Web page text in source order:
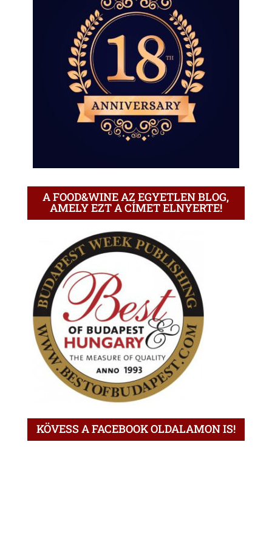
A FOOD&WINE AZ EGYETLEN BLOG,
AMELY EZT A CÍMET ELNYERTE!
KÖVESS A FACEBOOK OLDALAMON IS!